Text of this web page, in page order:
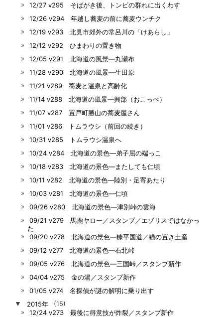
12/27 v295 そばがき後、トンビの群れに出くわす
12/26 v294 年越し蕎麦の前に蕎麦ウンチク
12/19 v293 北見市郊外の常呂川の「けあらし」
12/12 v292 ひまわりの置き物
12/05 v291 北海道の風景―丸瀬布
11/28 v290 北海道の風景―生田原
11/21 v289 蕎麦と温泉と高齢化
11/14 v288 北海道の風景―興部（おこっぺ）
11/07 v287 置戸町勝山の蕎麦屋さん
11/01 v286 トムラウシ（前回の続き）
10/31 v285 トムラウシ温泉へ
10/24 v284 北海道の景色―弟子屈の端っこ
10/18 v283 北海道の景色―またしても仁頃
10/11 v282 北海道の景色―陸別・足寄あたり
10/03 v281 北海道の景色―仁頃
09/26 v280 北海道の景色―津別峠の雲海
09/21 v279 馬鹿ヤロー／スタンプ／エゾリスではなかっ
た
09/20 v278 北海道の景色―糠平国道／猫の置き土産
09/12 v277 北海道の景色―石北峠
09/05 v276 北海道の景色―三国峠／スタンプ新作
04/04 v275 金の湯／スタンプ新作
01/05 v274 名探偵が謎の解明に乗り出す
▼
2015年
(15)
12/24 v273 最後に得意技が炸裂／スタンプ新作